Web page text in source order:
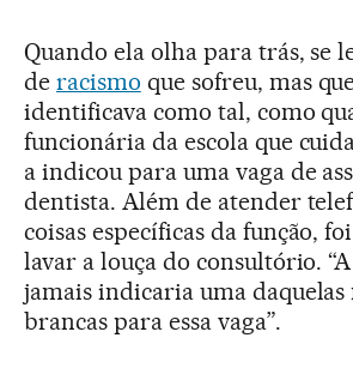
Quando ela olha para trás, se
de racismo que sofreu, mas
identificava como tal, como
funcionária da escola que
a indicou para uma vaga de
dentista. Além de atender
coisas específicas da função,
lavar a louça do consultório.
jamais indicaria uma daquelas
brancas para essa vaga”.